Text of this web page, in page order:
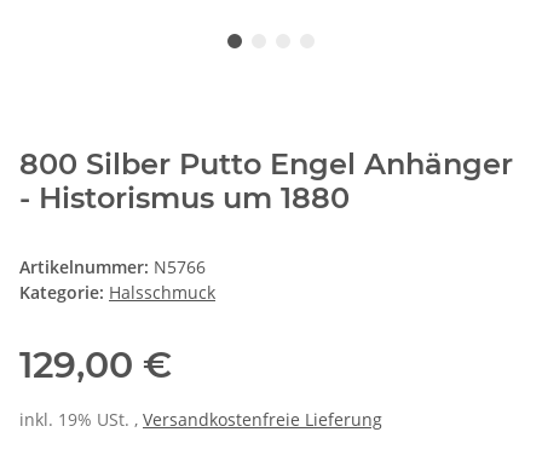
800 Silber Putto Engel Anhänger
- Historismus um 1880
Artikelnummer: N5766
Kategorie: Halsschmuck
129,00 €
inkl. 19% USt. , Versandkostenfreie Lieferung